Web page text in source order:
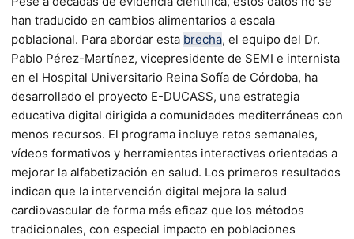
han traducido en cambios alimentarios a escala
poblacional. Para abordar esta brecha, el equipo del Dr.
Pablo Pérez-Martínez, vicepresidente de SEMI e internista
en el Hospital Universitario Reina Sofía de Córdoba, ha
desarrollado el proyecto E-DUCASS, una estrategia
educativa digital dirigida a comunidades mediterráneas con
menos recursos. El programa incluye retos semanales,
vídeos formativos y herramientas interactivas orientadas a
mejorar la alfabetización en salud. Los primeros resultados
indican que la intervención digital mejora la salud
cardiovascular de forma más eficaz que los métodos
tradicionales, con especial impacto en poblaciones